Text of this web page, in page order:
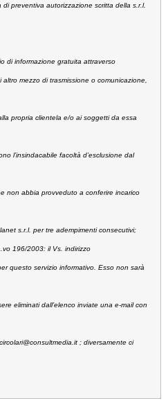
preventiva autorizzazione scritta della s.r.l.
di informazione gratuita attraverso
mezzo di trasmissione o comunicazione,
propria clientela e/o ai soggetti da essa
l’insindacabile facoltà d’esclusione dal
non abbia provveduto a conferire incarico
s.r.l. per tre adempimenti consecutivi;
196/2003: il Vs. indirizzo
questo servizio informativo. Esso non sarà
eliminati dall’elenco inviate una e-mail con
circolari@consultmedia.it ; diversamente ci